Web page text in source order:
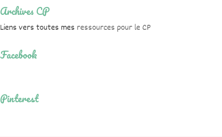
Archives CP
Liens vers toutes mes ressources pour le CP
Facebook
Pinterest